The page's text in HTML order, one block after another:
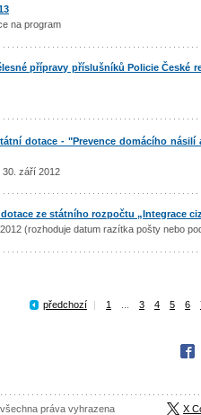
na program
přípravy příslušníků Policie České
dotace - "Prevence domácího
30. září 2012
ze státního rozpočtu „Integrace
(rozhoduje datum razítka pošty nebo
předchozí | 1 3 4 5 6
práva vyhrazena X